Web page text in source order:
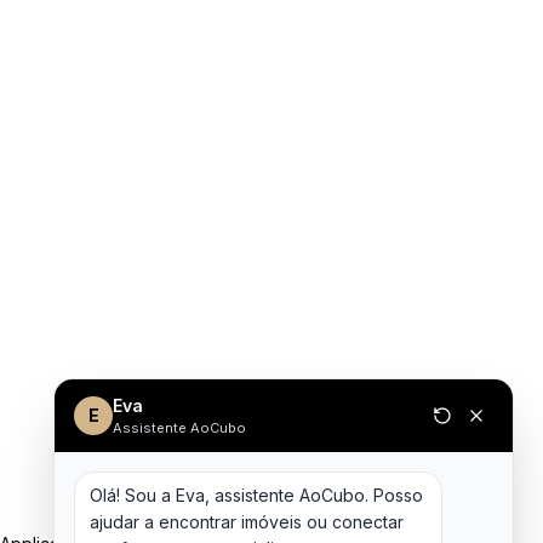
E Eva
Assistente AoCubo
Olá! Sou a Eva, assistente AoCubo. Posso
ajudar a encontrar imóveis ou conectar